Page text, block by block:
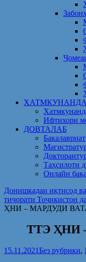
ХАТМКУНАНДА
Ифтихори
ДОВТАЛАБ
Бакалавриат
Таҳсилоти
Онлайн
Донишкадаи иқтисод
тиҷорати Тоҷикистон
ҲНИ – МАРДУДИ
ТТЭ ҲНИ
15.11.2021Без рубрики,